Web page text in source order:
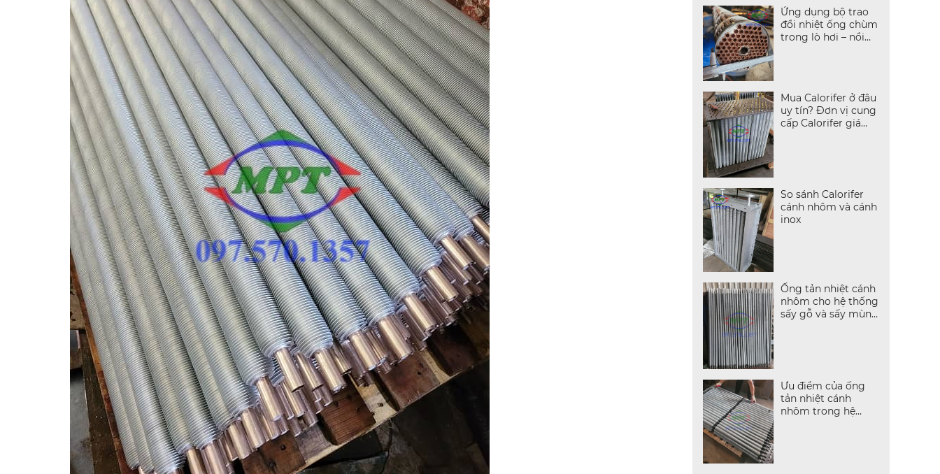
Ứng dụng bộ trao
đổi nhiệt ống chùm
trong lò hơi – nồi
Mua Calorifer ở đâu
uy tín? Đơn vị cung
cấp Calorifer giá
So sánh Calorifer
cánh nhôm và cánh
inox
Ống tản nhiệt cánh
nhôm cho hệ thống
sấy gỗ và sấy mùn
Ưu điểm của ống
tản nhiệt cánh
nhôm trong hệ